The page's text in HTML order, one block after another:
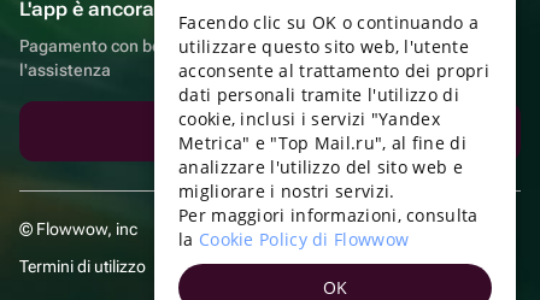
L'app è ancora più comoda!
Pagamento con bonus, autoconsegna, comoda chat con
l'assistenza
Scarica l'app
© Flowwow, inc
Termini di utilizzo
ENGLISH
UKRAINIAN
PORTUGUESE
SPANISH
Facendo clic su OK o continuando a
utilizzare questo sito web, l'utente
acconsente al trattamento dei propri
dati personali tramite l'utilizzo di
cookie, inclusi i servizi "Yandex
Metrica" e "Top Mail.ru", al fine di
analizzare l'utilizzo del sito web e
migliorare i nostri servizi.
Per maggiori informazioni, consulta
la Cookie Policy di Flowwow
OK